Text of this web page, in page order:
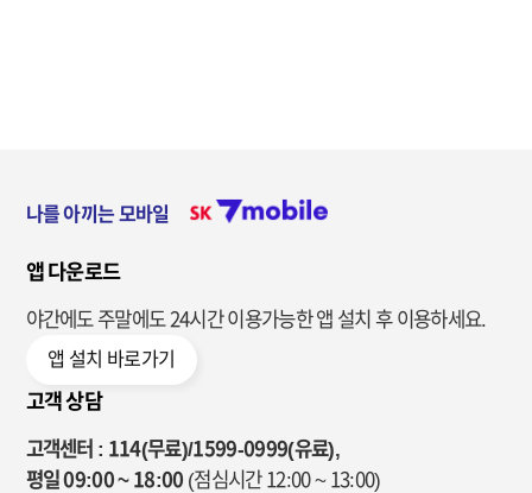
나를 아끼는 모바일
앱 다운로드
야간에도 주말에도 24시간 이용가능한앱 설치 후 이용하세요.
앱 설치 바로가기
고객 상담
고객센터 : 114(무료)/1599-0999(유료),
평일 09:00 ~ 18:00 (점심시간 12:00 ~ 13:00)